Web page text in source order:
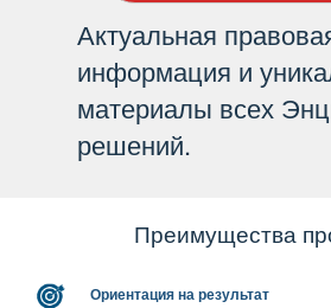
Актуальная
информация и
материалы всех
решений.
Преимущества
Ориентация на результат